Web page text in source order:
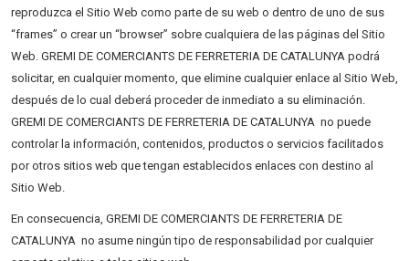
reproduzca el Sitio Web como parte de su web o dentro de uno de sus
“frames” o crear un “browser” sobre cualquiera de las páginas del Sitio
Web. GREMI DE COMERCIANTS DE FERRETERIA DE CATALUNYA podrá
solicitar, en cualquier momento, que elimine cualquier enlace al Sitio Web,
después de lo cual deberá proceder de inmediato a su eliminación.
GREMI DE COMERCIANTS DE FERRETERIA DE CATALUNYA no puede
controlar la información, contenidos, productos o servicios facilitados
por otros sitios web que tengan establecidos enlaces con destino al
Sitio Web.
En consecuencia, GREMI DE COMERCIANTS DE FERRETERIA DE
CATALUNYA no asume ningún tipo de responsabilidad por cualquier